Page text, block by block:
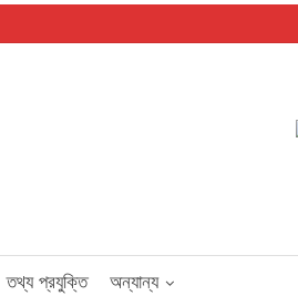
তথ্য প্রযুক্তি অন্যান্য